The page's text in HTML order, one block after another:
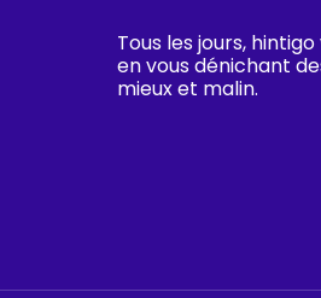
Tous les jours,
en vous dénichant
mieux et malin.